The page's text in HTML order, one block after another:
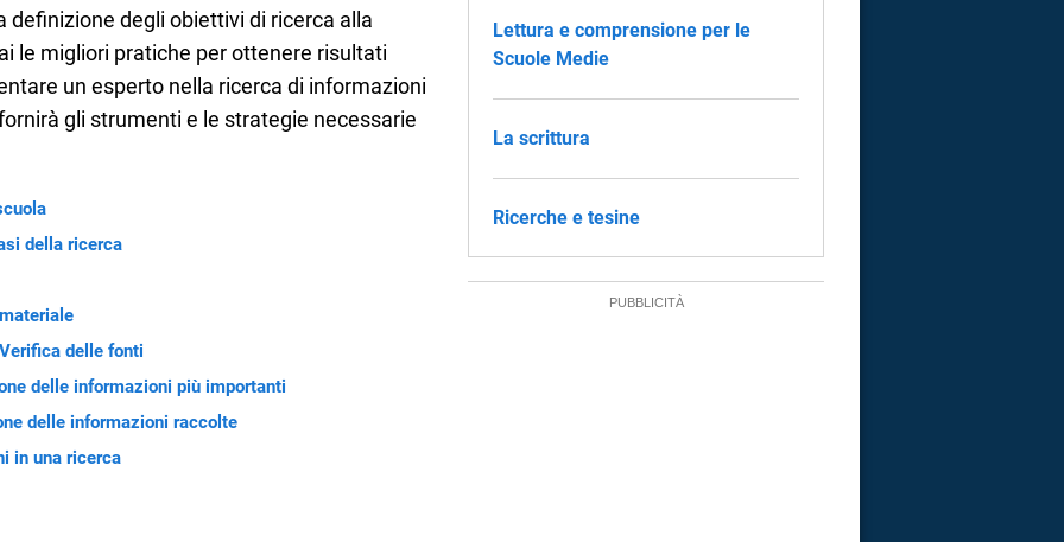
definizione degli obiettivi di ricerca alla
le migliori pratiche per ottenere risultati
un esperto nella ricerca di informazioni
gli strumenti e le strategie necessarie
della ricerca
delle fonti
delle informazioni più importanti
delle informazioni raccolte
in una ricerca
Lettura e comprensione per le
Scuole Medie
La scrittura
Ricerche e tesine